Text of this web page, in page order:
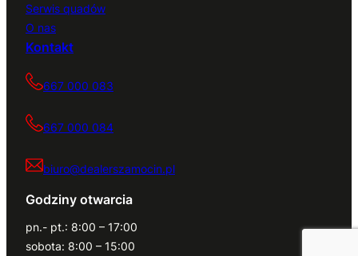
Serwis quadów
O nas
Kontakt
667 000 083
667 000 084
biuro@dealerszamocin.pl
Godziny otwarcia
pn.- pt.: 8:00 – 17:00
sobota: 8:00 – 15:00